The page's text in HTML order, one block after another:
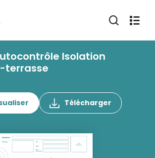
Isolation
terrasse
Télécharger